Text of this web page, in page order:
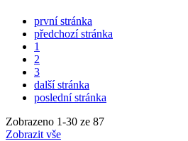
první stránka
předchozí stránka
1
2
3
další stránka
poslední stránka
Zobrazeno 1-30 ze 87
Zobrazit vše